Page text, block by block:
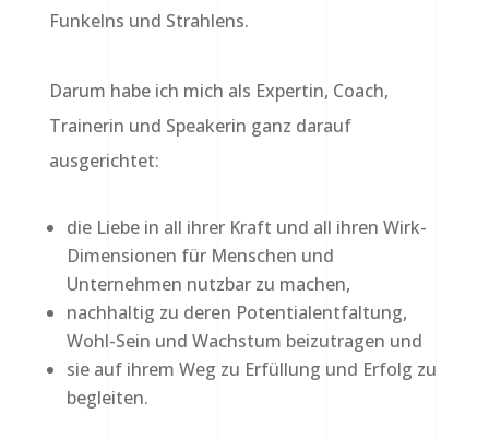
Funkelns und Strahlens.
Darum habe ich mich als Expertin, Coach,
Trainerin und Speakerin ganz darauf
ausgerichtet:
die Liebe in all ihrer Kraft und all ihren Wirk-
Dimensionen für Menschen und
Unternehmen nutzbar zu machen,
nachhaltig zu deren Potentialentfaltung,
Wohl-Sein und Wachstum beizutragen und
sie auf ihrem Weg zu Erfüllung und Erfolg zu
begleiten.